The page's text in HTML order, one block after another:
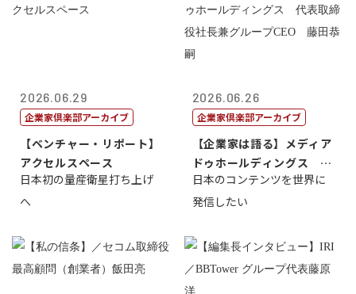
2026.06.29
企業家倶楽部アーカイブ
【ベンチャー・リポート】
アクセルスペース
日本初の量産衛星打ち上げ
へ
2026.06.26
企業家倶楽部アーカイブ
【企業家は語る】メディア
ドゥホールディングス 代
表取締役社長...
日本のコンテンツを世界に
発信したい